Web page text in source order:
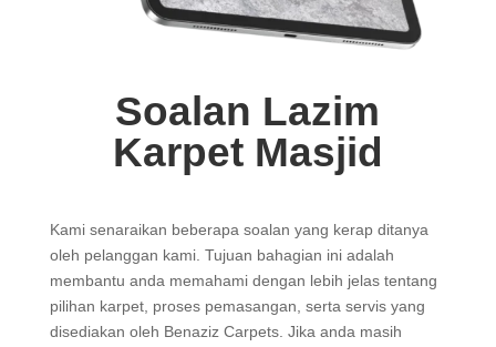
Soalan Lazim
Karpet Masjid
Kami senaraikan beberapa soalan yang kerap ditanya
oleh pelanggan kami. Tujuan bahagian ini adalah
membantu anda memahami dengan lebih jelas tentang
pilihan karpet, proses pemasangan, serta servis yang
disediakan oleh Benaziz Carpets. Jika anda masih